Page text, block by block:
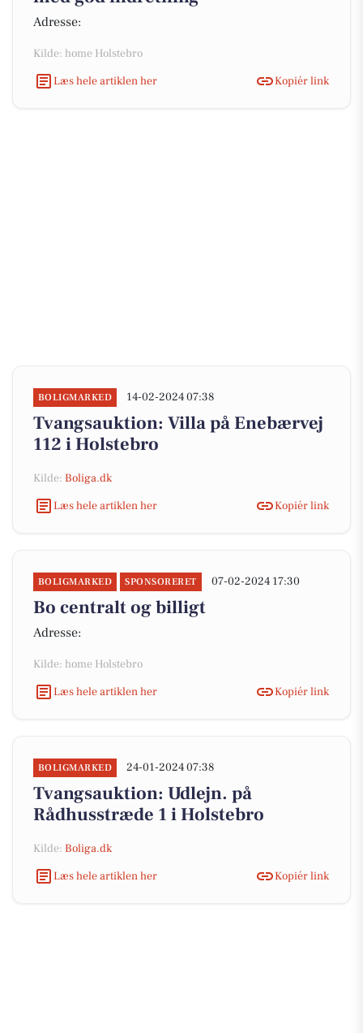
Adresse:
Kilde: home Holstebro
Læs hele artiklen her
Kopiér link
BOLIGMARKED 14-02-2024 07:38
Tvangsauktion: Villa på Enebærvej
112 i Holstebro
Kilde: Boliga.dk
Læs hele artiklen her
Kopiér link
BOLIGMARKED SPONSORERET 07-02-2024 17:30
Bo centralt og billigt
Adresse:
Kilde: home Holstebro
Læs hele artiklen her
Kopiér link
BOLIGMARKED 24-01-2024 07:38
Tvangsauktion: Udlejn. på
Rådhusstræde 1 i Holstebro
Kilde: Boliga.dk
Læs hele artiklen her
Kopiér link